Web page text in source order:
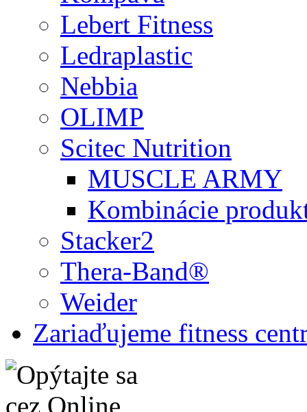
Lebert Fitness
Ledraplastic
Nebbia
OLIMP
Scitec Nutrition
MUSCLE ARMY
Kombinácie
Stacker2
Thera-Band®
Weider
Zariaďujeme fitness